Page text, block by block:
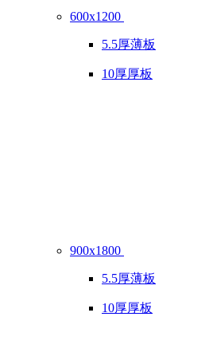
600x1200
5.5厚薄板
10厚厚板
900x1800
5.5厚薄板
10厚厚板